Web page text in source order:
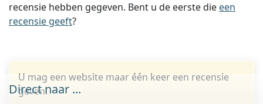
recensie hebben gegeven. Bent u de eerste die een
recensie geeft?
U mag een website maar één keer een recensie
geven.
Direct naar ...